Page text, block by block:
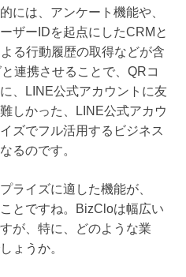
には、アンケート機能や、
ザーIDを起点にしたCRMと
る行動履歴の取得などが含
連携させることで、QRコ
、LINE公式アカウントに友
しかった、LINE公式アカウ
ズでフル活用するビジネス
るのです。
ライズに適した機能が、
とですね。BizCloは幅広い
が、特に、どのような業
ょうか。